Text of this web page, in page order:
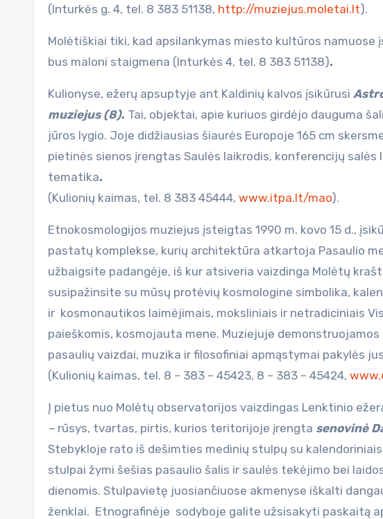
(Inturkės g. 4, tel. 8 383 51138, http://muziejus.moletai.lt).
Molėtiškiai tiki, kad apsilankymas miesto kultūros namuose
bus maloni staigmena (Inturkės 4, tel. 8 383 51138).
Kulionyse, ežerų apsuptyje ant Kaldinių kalvos įsikūrusi
muziejus (8). Tai, objektai, apie kuriuos girdėjo dauguma
jūros lygio. Joje didžiausias šiaurės Europoje 165 cm
pietinės sienos įrengtas Saulės laikrodis, konferencijų
tematika.
(Kulionių kaimas, tel. 8 383 45444, www.itpa.lt/mao).
Etnokosmologijos muziejus įsteigtas 1990 m. kovo 15 d.,
pastatų komplekse, kurių architektūra atkartoja Pasaulio
užbaigsite padangėje, iš kur atsiveria vaizdinga Molėtų
susipažinsite su mūsų protėvių kosmologine simbolika,
ir kosmonautikos laimėjimais, moksliniais ir netradiciniais
paieškomis, kosmojauta mene. Muziejuje
pasaulių vaizdai, muzika ir filosofiniai apmąstymai pakylės
(Kulionių kaimas, tel. 8 – 383 – 45423, 8 – 383 – 45424,
Į pietus nuo Molėtų observatorijos vaizdingas Lenktinio
– rūsys, tvartas, pirtis, kurios teritorijoje įrengta senovinė
Stebykloje rato iš dešimties medinių stulpų su
stulpai žymi šešias pasaulio šalis ir saulės tekėjimo bei
dienomis. Stulpavietę juosiančiuose akmenyse iškalti
ženklai. Etnografinėje sodyboje galite užsisakyti paskaitą